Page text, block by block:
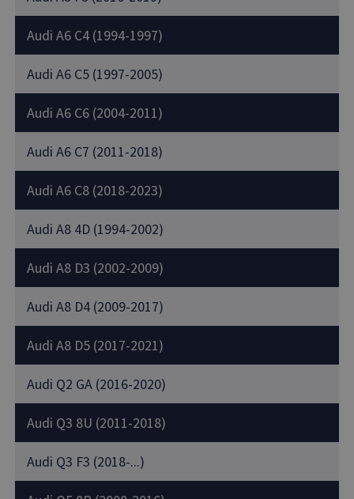
Audi A6 C4 (1994-1997)
Audi A6 C5 (1997-2005)
Audi A6 C6 (2004-2011)
Audi A6 C7 (2011-2018)
Audi A6 C8 (2018-2023)
Audi A8 4D (1994-2002)
Audi A8 D3 (2002-2009)
Audi A8 D4 (2009-2017)
Audi A8 D5 (2017-2021)
Audi Q2 GA (2016-2020)
Audi Q3 8U (2011-2018)
Audi Q3 F3 (2018-...)